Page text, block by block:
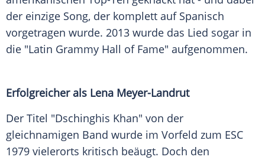
der einzige Song, der komplett auf Spanisch
vorgetragen wurde. 2013 wurde das Lied sogar in
die "Latin Grammy Hall of Fame" aufgenommen.
Erfolgreicher als Lena Meyer-Landrut
Der Titel "Dschinghis Khan" von der
gleichnamigen Band wurde im Vorfeld zum ESC
1979 vielerorts kritisch beäugt. Doch den